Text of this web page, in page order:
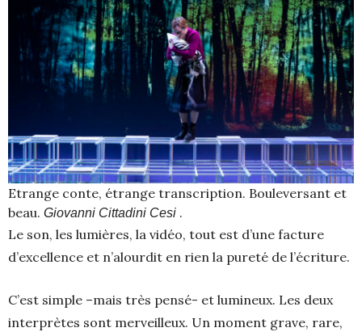
Etrange conte, étrange transcription. Bouleversant et
beau. Giovanni Cittadini Cesi .
Le son, les lumières, la vidéo, tout est d’une facture
d’excellence et n’alourdit en rien la pureté de l’écriture.
C’est simple –mais très pensé- et lumineux. Les deux
interprètes sont merveilleux. Un moment grave, rare,